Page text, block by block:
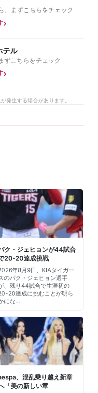
、まずこちらをチェック
テル
ずこちらをチェック
発生する場合があります。
ク・ジェヒョンが44試合
20-20達成挑戦
年8月9日、KIAタイガー
のパク・ジェヒョン選手
、残り44試合で生涯初の
20達成に挑むことが明ら
にな…
、混乱乗り越え新章
「美の新しい章